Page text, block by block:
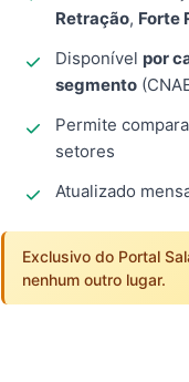
Retração, Forte
Disponível por
segmento
Permite
setores
Atualizado
Exclusivo do Portal
nenhum outro lugar.